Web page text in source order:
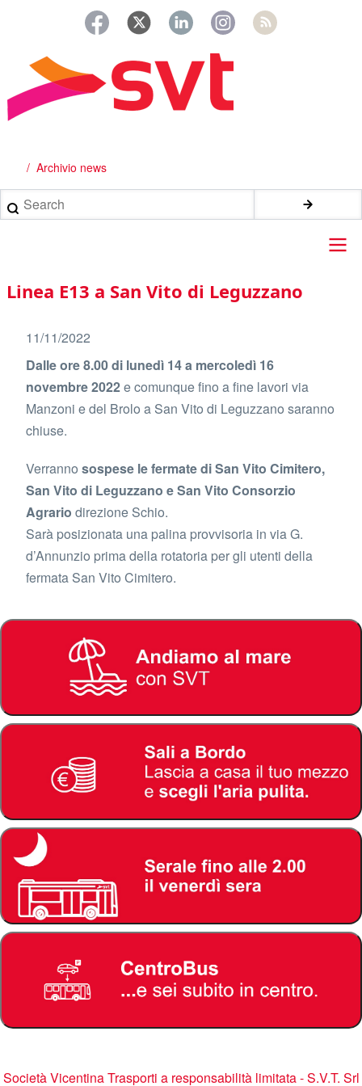
principale
Briciole
di
pane
Archivio news
Search
Main
navigation
Linea E13 a San Vito di Leguzzano
11/11/2022
Dalle ore 8.00 di lunedì 14 a mercoledì 16
novembre 2022e comunque fino a fine lavori via
Manzoni e del Brolo a San Vito di Leguzzano saranno
chiuse.
Verranno sospese le fermate di San Vito Cimitero,
San Vito di Leguzzano e San Vito Consorzio
Agrario direzione Schio.
Sarà posizionata una palina provvisoria in via G.
d’Annunzio prima della rotatoria per gli utenti della
fermata San Vito Cimitero.
Società Vicentina Trasporti a responsabilità limitata - S.V.T. Srl